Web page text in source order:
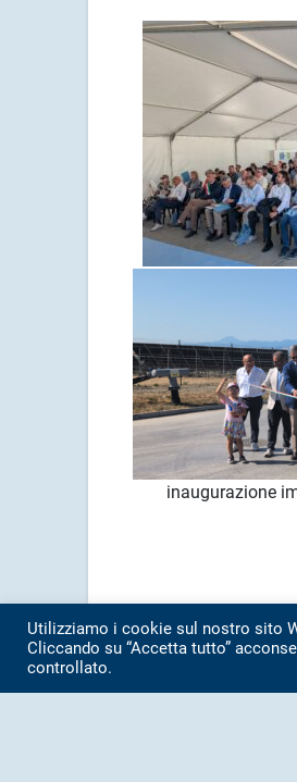
inaugurazione
Utilizziamo i cookie sul nostro sito
Cliccando su “Accetta tutto”
controllato.